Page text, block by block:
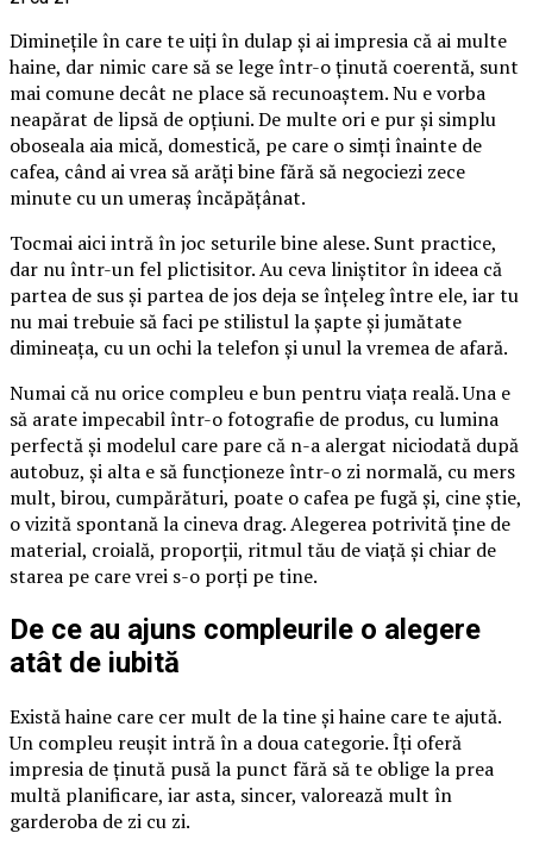
Diminețile în care te uiți în dulap și ai impresia că ai multe
haine, dar nimic care să se lege într-o ținută coerentă, sunt
mai comune decât ne place să recunoaștem. Nu e vorba
neapărat de lipsă de opțiuni. De multe ori e pur și simplu
oboseala aia mică, domestică, pe care o simți înainte de
cafea, când ai vrea să arăți bine fără să negociezi zece
minute cu un umeraș încăpățânat.
Tocmai aici intră în joc seturile bine alese. Sunt practice,
dar nu într-un fel plictisitor. Au ceva liniștitor în ideea că
partea de sus și partea de jos deja se înțeleg între ele, iar tu
nu mai trebuie să faci pe stilistul la șapte și jumătate
dimineața, cu un ochi la telefon și unul la vremea de afară.
Numai că nu orice compleu e bun pentru viața reală. Una e
să arate impecabil într-o fotografie de produs, cu lumina
perfectă și modelul care pare că n-a alergat niciodată după
autobuz, și alta e să funcționeze într-o zi normală, cu mers
mult, birou, cumpărături, poate o cafea pe fugă și, cine știe,
o vizită spontană la cineva drag. Alegerea potrivită ține de
material, croială, proporții, ritmul tău de viață și chiar de
starea pe care vrei s-o porți pe tine.
De ce au ajuns compleurile o alegere
atât de iubită
Există haine care cer mult de la tine și haine care te ajută.
Un compleu reușit intră în a doua categorie. Îți oferă
impresia de ținută pusă la punct fără să te oblige la prea
multă planificare, iar asta, sincer, valorează mult în
garderoba de zi cu zi.